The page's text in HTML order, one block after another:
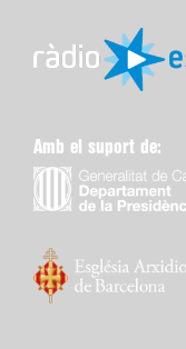
Amb el suport de: